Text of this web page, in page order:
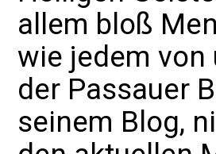
allem bloß
wie jedem von
der Passauer
seinem Blog,